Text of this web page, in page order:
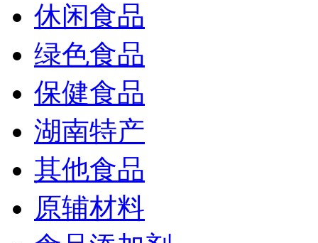
休闲食品
绿色食品
保健食品
湖南特产
其他食品
原辅材料